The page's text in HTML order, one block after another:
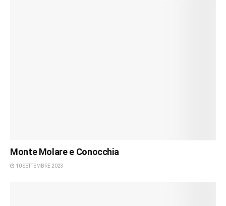
Monte Molare e Conocchia
10 SETTEMBRE 2023